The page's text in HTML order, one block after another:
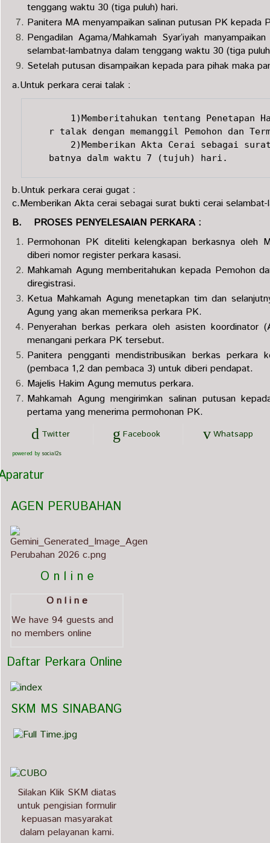
tenggang waktu 30 (tiga puluh) hari.
Panitera MA menyampaikan salinan putusan PK kepada
Pengadilan Agama/Mahkamah Syar’iyah
selambat-lambatnya dalam tenggang waktu 30 (tiga
Setelah putusan disampaikan kepada para pihak maka
a.Untuk perkara cerai talak :
1)Memberitahukan tentang Penetapan
r talak dengan memanggil Pemohon dan
batnya dalm waktu 7 (tujuh) hari.
b.Untuk perkara cerai gugat :
c.Memberikan Akta cerai sebagai surat bukti cerai
B. PROSES PENYELESAIAN PERKARA :
Permohonan PK diteliti kelengkapan berkasnya oleh
diberi nomor register perkara kasasi.
Mahkamah Agung memberitahukan kepada Pemohon
diregistrasi.
Ketua Mahkamah Agung menetapkan tim dan
Agung yang akan memeriksa perkara PK.
Penyerahan berkas perkara oleh asisten koordinator
menangani perkara PK tersebut.
Panitera pengganti mendistribusikan berkas perkara
(pembaca 1,2 dan pembaca 3) untuk diberi pendapat.
Majelis Hakim Agung memutus perkara.
Mahkamah Agung mengirimkan salinan putusan
pertama yang menerima permohonan PK.
Twitter Facebook Whatsapp
powered by social2s
Hakim
          O n l i n e
O n l i n e
We have 94 guests and
no members online
  Daftar Perkara Online
   SKM MS SINABANG
Silakan Klik SKM diatas
untuk pengisian formulir
kepuasan masyarakat
dalam pelayanan kami.